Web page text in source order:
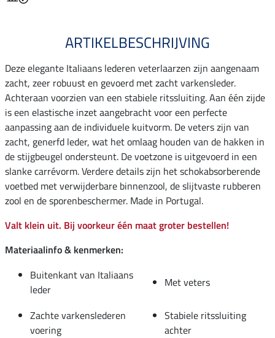
ARTIKELBESCHRIJVING
Deze elegante Italiaans lederen veterlaarzen zijn aangenaam
zacht, zeer robuust en gevoerd met zacht varkensleder.
Achteraan voorzien van een stabiele ritssluiting. Aan één zijde
is een elastische inzet aangebracht voor een perfecte
aanpassing aan de individuele kuitvorm. De veters zijn van
zacht, generfd leder, wat het omlaag houden van de hakken in
de stijgbeugel ondersteunt. De voetzone is uitgevoerd in een
slanke carrévorm. Verdere details zijn het schokabsorberende
voetbed met verwijderbare binnenzool, de slijtvaste rubberen
zool en de sporenbeschermer. Made in Portugal.
Valt klein uit. Bij voorkeur één maat groter bestellen!
Materiaalinfo & kenmerken:
Buitenkant van Italiaans
leder
Met veters
Zachte varkenslederen
voering
Stabiele ritssluiting
achter